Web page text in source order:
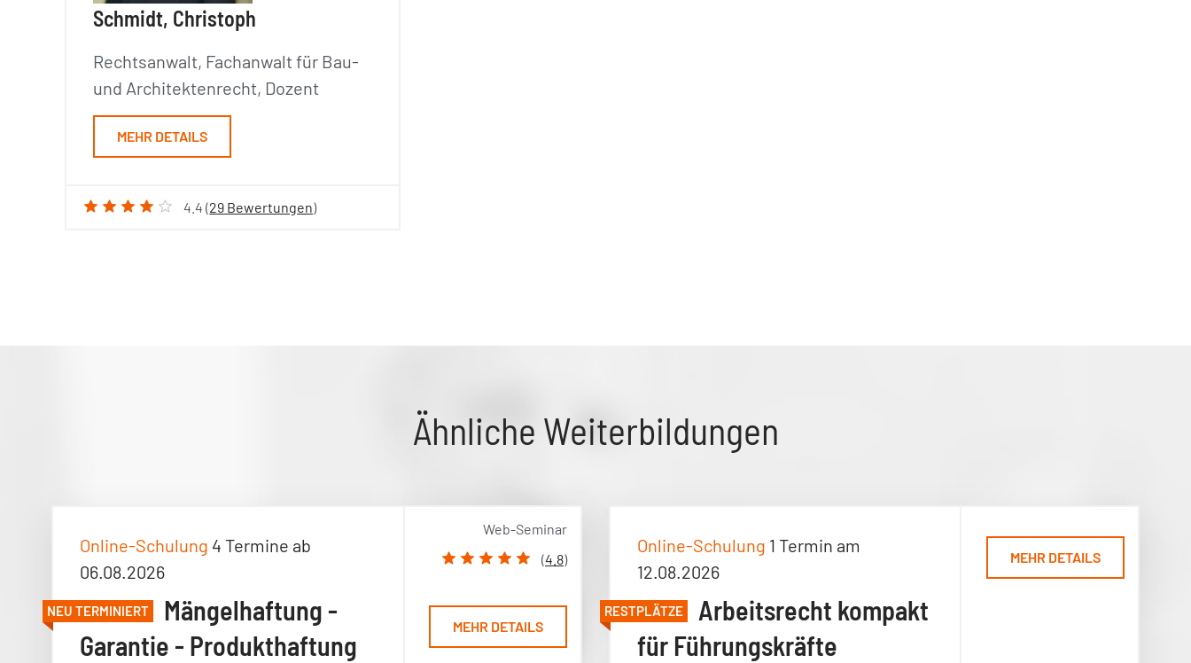
Schmidt, Christoph
Rechtsanwalt, Fachanwalt für Bau-
und Architektenrecht, Dozent
MEHR DETAILS
4.4 (29 Bewertungen)
Ähnliche Weiterbildungen
Online-Schulung 4 Termine ab
06.08.2026
NEU TERMINIERT
Mängelhaftung -
Garantie - Produkthaftung
Web-Seminar
(4.8)
MEHR DETAILS
Online-Schulung 1 Termin am
12.08.2026
RESTPLÄTZE
Arbeitsrecht kompakt
für Führungskräfte
MEHR DETAILS